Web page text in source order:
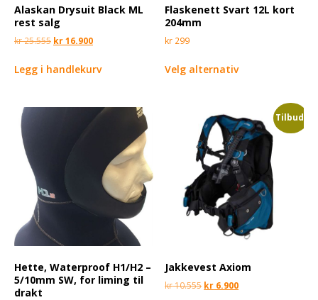
Alaskan Drysuit Black ML
rest salg
kr25.555 kr16.900
Legg i handlekurv
Flaskenett Svart 12L kort
204mm
kr 299
Velg alternativ
Hette, Waterproof H1/H2 –
5/10mm SW, for liming til
drakt
Tilbud!
Jakkevest Axiom
kr10.555 kr 6.900